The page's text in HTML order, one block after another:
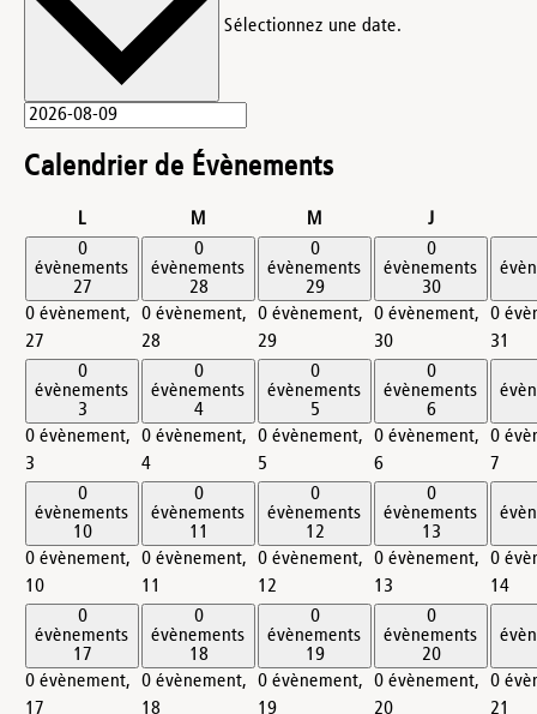
Sélectionnez une date.
Calendrier de Évènements
Llundi M M Jjeudi
0
évènements
27
0 évènement,
27
0
évènements
28
0 évènement,
28
0
évènements
29
0 évènement,
29
0
évènements
30
0 évènement,
30
0
31
0
évènements
3
0 évènement,
3
0
évènements
4
0 évènement,
4
0
évènements
5
0 évènement,
5
0
évènements
6
0 évènement,
6
0
7
0
évènements
10
0 évènement,
10
0
évènements
11
0 évènement,
11
0
évènements
12
0 évènement,
12
0
évènements
13
0 évènement,
13
0
14
0
évènements
17
0 évènement,
17
0
évènements
18
0 évènement,
18
0
évènements
19
0 évènement,
19
0
évènements
20
0 évènement,
20
0
21